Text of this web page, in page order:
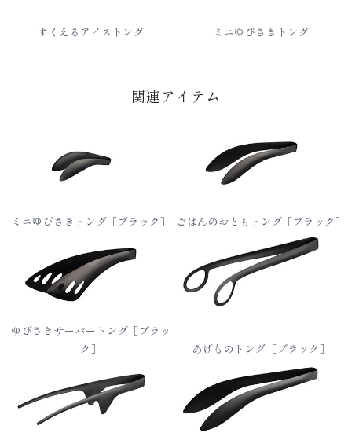
すくえるアイストング ミニゆびさきトング
関連アイテム
ミニゆびさきトング［ブラック］ ごはんのおともトング［ブラック］
ゆびさきサーバートング［ブラッ
ク］
あげものトング［ブラック］